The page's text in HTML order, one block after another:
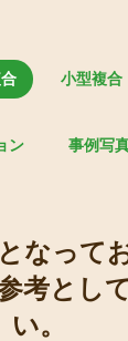
小型複合
ン 事例写
なって
考とし
い。